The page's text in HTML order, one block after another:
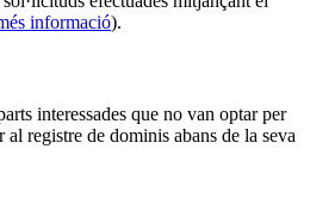
informació).
interessades que no van optar per
registre de dominis abans de la seva